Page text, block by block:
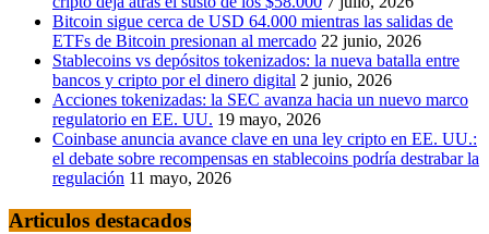
Bitcoin sigue cerca de USD 64.000 mientras las salidas de
ETFs de Bitcoin presionan al mercado 22 junio, 2026
Stablecoins vs depósitos tokenizados: la nueva batalla entre
bancos y cripto por el dinero digital 2 junio, 2026
Acciones tokenizadas: la SEC avanza hacia un nuevo marco
regulatorio en EE. UU. 19 mayo, 2026
Coinbase anuncia avance clave en una ley cripto en EE. UU.:
el debate sobre recompensas en stablecoins podría destrabar la
regulación 11 mayo, 2026
Articulos destacados